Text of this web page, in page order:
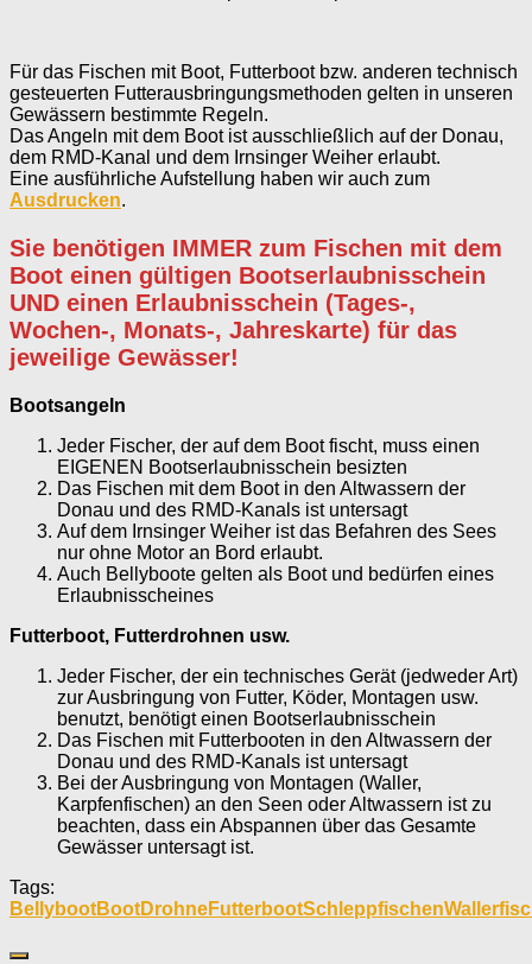
Für das Fischen mit Boot, Futterboot bzw. anderen technisch
gesteuerten Futterausbringungsmethoden gelten in unseren
Gewässern bestimmte Regeln.
Das Angeln mit dem Boot ist ausschließlich auf der Donau,
dem RMD-Kanal und dem Irnsinger Weiher erlaubt.
Eine ausführliche Aufstellung haben wir auch zum
Ausdrucken.
Sie benötigen IMMER zum Fischen mit dem
Boot einen gültigen Bootserlaubnisschein
UND einen Erlaubnisschein (Tages-,
Wochen-, Monats-, Jahreskarte) für das
jeweilige Gewässer!
Bootsangeln
Jeder Fischer, der auf dem Boot fischt, muss einen
EIGENEN Bootserlaubnisschein besizten
Das Fischen mit dem Boot in den Altwassern der
Donau und des RMD-Kanals ist untersagt
Auf dem Irnsinger Weiher ist das Befahren des Sees
nur ohne Motor an Bord erlaubt.
Auch Bellyboote gelten als Boot und bedürfen eines
Erlaubnisscheines
Futterboot, Futterdrohnen usw.
Jeder Fischer, der ein technisches Gerät (jedweder Art)
zur Ausbringung von Futter, Köder, Montagen usw.
benutzt, benötigt einen Bootserlaubnisschein
Das Fischen mit Futterbooten in den Altwassern der
Donau und des RMD-Kanals ist untersagt
Bei der Ausbringung von Montagen (Waller,
Karpfenfischen) an den Seen oder Altwassern ist zu
beachten, dass ein Abspannen über das Gesamte
Gewässer untersagt ist.
Tags:
BellybootBootDrohneFutterbootSchleppfischen